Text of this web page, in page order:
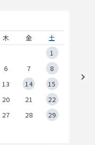
木 金
土
1
6 7
8
13 14
15
20 21
22
27 28
29